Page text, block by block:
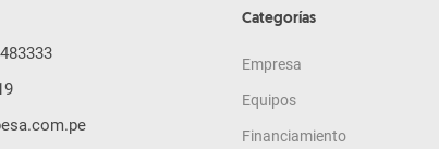
Categorías
Empresa
Equipos
Financiamiento